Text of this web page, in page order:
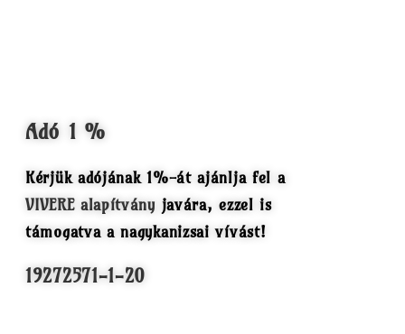
Adó 1 %
Kérjük adójának 1%-át ajánlja fel a
VIVERE alapítványjavára, ezzel is
támogatva a nagykanizsai vívást!
19272571-1-20